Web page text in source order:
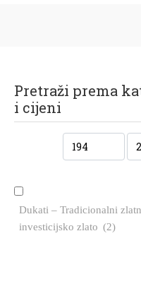
Pretraži prema
i cijeni
Dukati – Tradicionalni
investicijsko zlato (2)